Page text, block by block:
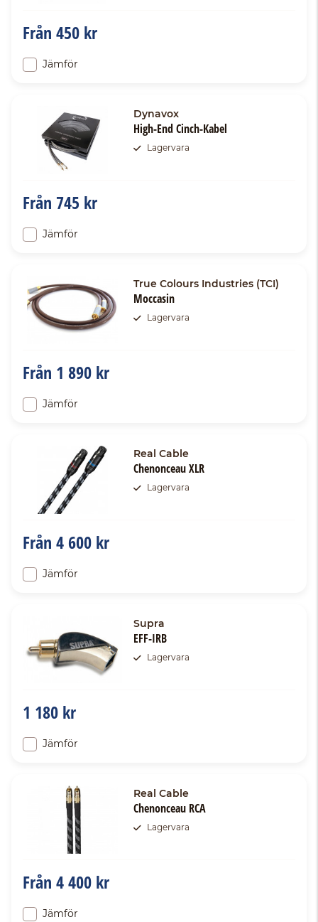
Från 450 kr
Jämför
Dynavox
High-End Cinch-Kabel
Lagervara
Från 745 kr
Jämför
True Colours Industries (TCI)
Moccasin
Lagervara
Från 1 890 kr
Jämför
Real Cable
Chenonceau XLR
Lagervara
Från 4 600 kr
Jämför
Supra
EFF-IRB
Lagervara
1 180 kr
Jämför
Real Cable
Chenonceau RCA
Lagervara
Från 4 400 kr
Jämför